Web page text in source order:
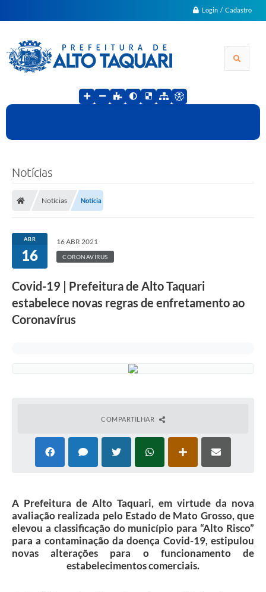
Login / Cadastro
Notícias
Notícias Notícia
ABR
16
16 ABR 2021
CORONAVÍRUS
Covid-19 | Prefeitura de Alto Taquari
estabelece novas regras de enfretamento ao
Coronavírus
COMPARTILHAR
A Prefeitura de Alto Taquari, em virtude da nova
avaliação realizada pelo Estado de Mato Grosso, que
elevou a classificação do município para “Alto Risco”
para a contaminação da doença Covid-19, estipulou
novas alterações para o funcionamento de
estabelecimentos comerciais.